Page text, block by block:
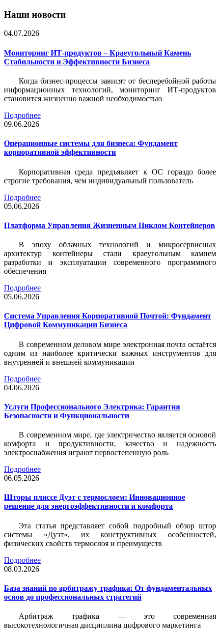
Наши новости
04.07.2026
Мониторинг ИТ-продуктов – Краеугольный Камень
Стабильности и Эффективности Бизнеса
Когда бизнес-процессы зависят от бесперебойной работы
информационных технологий, мониторинг ИТ-продуктов
становится жизненно важной необходимостью
Подробнее
09.06.2026
Операционные системы для бизнеса: Фундамент
корпоративной эффективности
Корпоративная среда предъявляет к ОС гораздо более
строгие требования, чем индивидуальный пользователь
Подробнее
05.06.2026
Платформа Управления Жизненным Циклом Контейнеров
В эпоху облачных технологий и микросервисных
архитектур контейнеры стали краеугольным камнем
разработки и эксплуатации современного программного
обеспечения
Подробнее
05.06.2026
Система Управления Корпоративной Почтой: Фундамент
Цифровой Коммуникации Бизнеса
В современном деловом мире электронная почта остаётся
одним из наиболее критически важных инструментов для
внутренней и внешней коммуникации
Подробнее
04.06.2026
Услуги Профессионального Электрика: Гарантия
Безопасности и Функциональности
В современном мире, где электричество является основой
комфорта и продуктивности, качество и надежность
электроснабжения играют первостепенную роль
Подробнее
06.05.2026
Шторы плиссе Дуэт с термослоем: Инновационное
решение для энергоэффективности и комфорта
Эта статья представляет собой подробный обзор штор
системы «Дуэт», их конструктивных особенностей,
физических свойств термослоя и преимуществ
Подробнее
08.03.2026
База знаний по арбитражу трафика: От фундаментальных
основ до профессиональных стратегий
Арбитраж трафика — это современная
высокотехнологичная дисциплина цифрового маркетинга